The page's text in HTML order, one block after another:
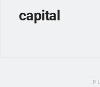
capital